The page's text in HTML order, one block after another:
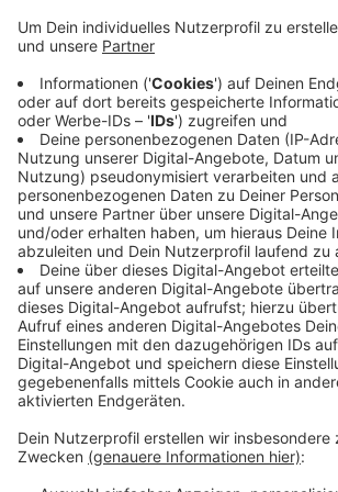
Die Stadt will dafür nächstes Jahr
schaffen - zusätzlich zur bestehenden
Grundschule in Hackenbroich. Drei
Sozialarbeiter an den Grundschulen
schon. Sie beraten laut Stadt aber
Schüler. Diese Stellen soll es künftig
geben. Die neuen Mitarbeitenden sollen
klassische soziale Arbeit machen -
Beispiel: Die Schüler fördern und bei
schlichten.
Anzeige